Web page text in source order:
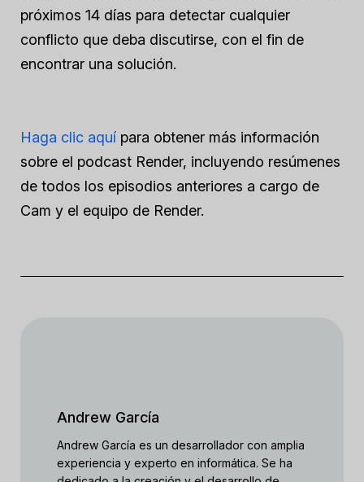
próximos 14 días para detectar cualquier
conflicto que deba discutirse, con el fin de
encontrar una solución.
Haga clic aquí para obtener más información
sobre el podcast Render, incluyendo resúmenes
de todos los episodios anteriores a cargo de
Cam y el equipo de Render.
Andrew García
Andrew García es un desarrollador con amplia
experiencia y experto en informática. Se ha